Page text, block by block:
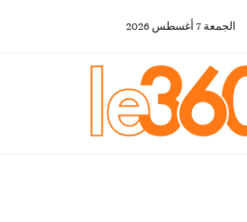
الجمعة 7 أغسطس 2026